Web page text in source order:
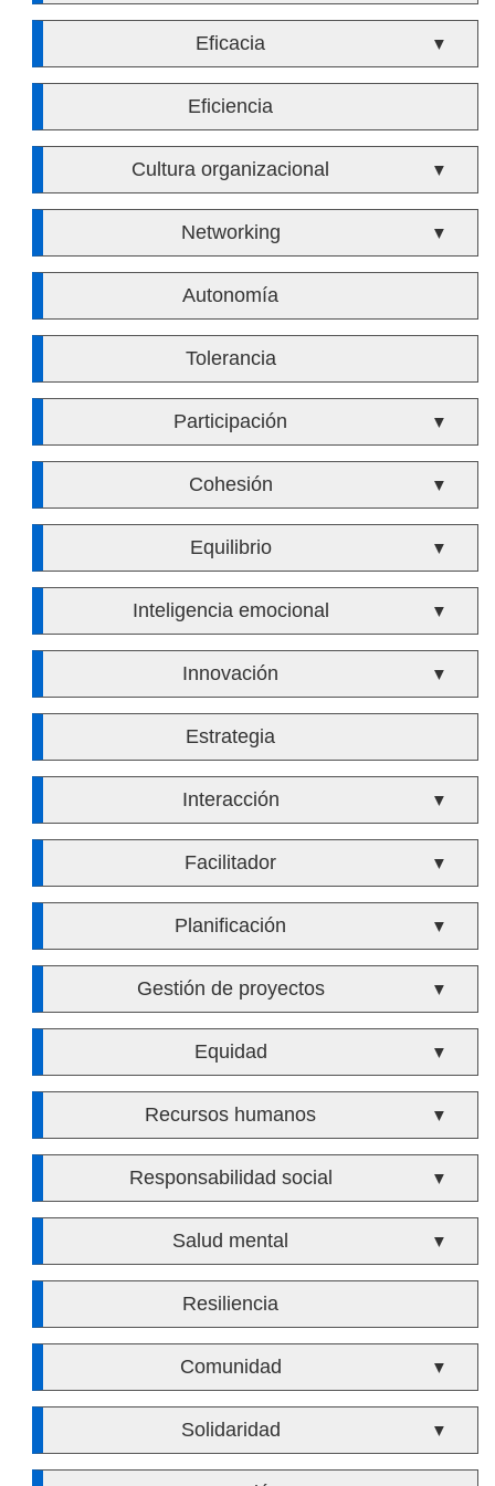
Eficacia ▼
Eficiencia
Cultura organizacional ▼
Networking ▼
Autonomía
Tolerancia
Participación ▼
Cohesión ▼
Equilibrio ▼
Inteligencia emocional ▼
Innovación ▼
Estrategia
Interacción ▼
Facilitador ▼
Planificación ▼
Gestión de proyectos ▼
Equidad ▼
Recursos humanos ▼
Responsabilidad social ▼
Salud mental ▼
Resiliencia
Comunidad ▼
Solidaridad ▼